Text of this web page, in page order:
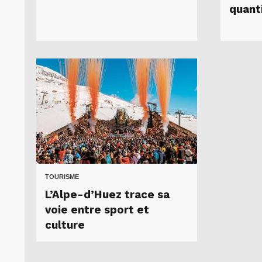
TOURISME
L’Alpe-d’Huez trace sa
voie entre sport et
culture